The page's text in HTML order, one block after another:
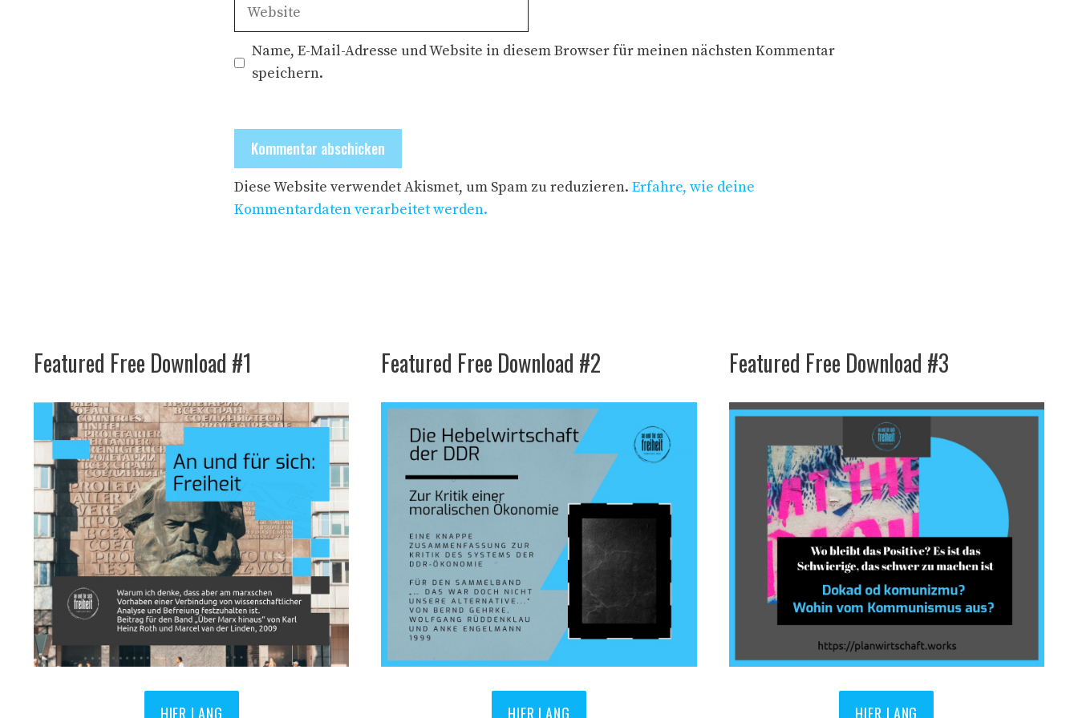
Name, E-Mail-Adresse und Website in diesem Browser für meinen nächsten Kommentar
speichern.
Diese Website verwendet Akismet, um Spam zu reduzieren. Erfahre, wie deine
Kommentardaten verarbeitet werden.
Featured Free Download #1
HIER LANG
Featured Free Download #2
HIER LANG
Featured Free Download #3
HIER LANG